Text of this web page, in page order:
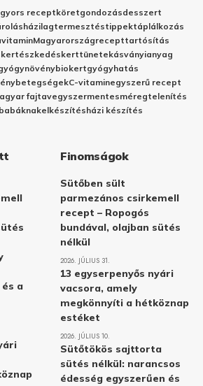
gyors receptköretgondozásdesszert
házilagtermesztéstippektáplálkozás
vitaminMagyarországrecepttartósítás
kertészkedéskerttünetekásványianyag
biokertgyógyhatás
betegségekC-vitaminegyszerű recept
fajtavegyszermentesméregtelenítés
babáknakelkészítésházi készítés
a
Finomságok
Sütőben sült
parmezános csirkemell
recept – Ropogós
bundával, olajban sütés
nélkül
2026. JÚLIUS 31.
13 egyserpenyős nyári
vacsora, amely
megkönnyíti a hétköznap
estéket
2026. JÚLIUS 10.
Sütőtökös sajttorta
sütés nélkül: narancsos
édesség egyszerűen és